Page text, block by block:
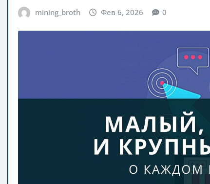
mining_broth Фев 6, 2026 0